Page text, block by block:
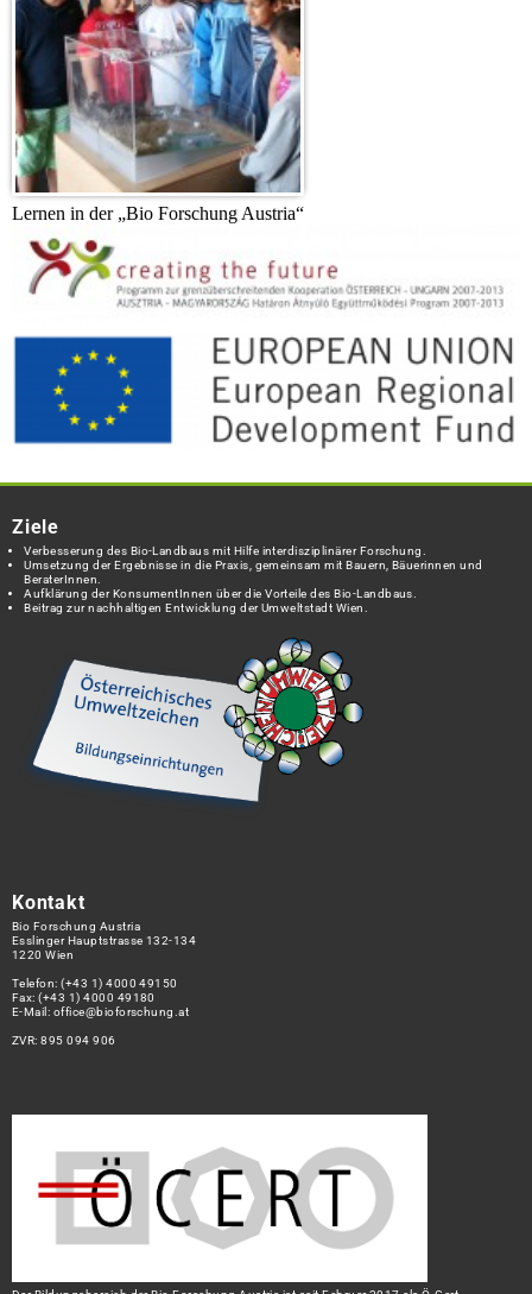
Lernen in der „Bio Forschung Austria“
Ziele
Verbesserung des Bio-Landbaus mit Hilfe interdisziplinärer Forschung.
Umsetzung der Ergebnisse in die Praxis, gemeinsam mit Bauern, Bäuerinnen und
BeraterInnen.
Aufklärung der KonsumentInnen über die Vorteile des Bio-Landbaus.
Beitrag zur nachhaltigen Entwicklung der Umweltstadt Wien.
Kontakt
Bio Forschung Austria
Esslinger Hauptstrasse 132-134
1220 Wien
Telefon:(+43 1) 4000 49150
Fax: (+43 1) 4000 49180
E-Mail: office@bioforschung.at
ZVR: 895 094 906